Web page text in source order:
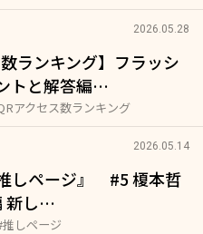
2026.05.28
数ランキング】フラッシ
トと解答編…
アクセス数ランキング
2026.05.14
しページ』 #5 榎本哲
新し…
推しページ